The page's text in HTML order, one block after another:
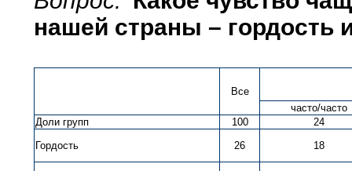
нашей страны – гордость
Все
часто/часто
Доли групп
100
24
Гордость
26 18